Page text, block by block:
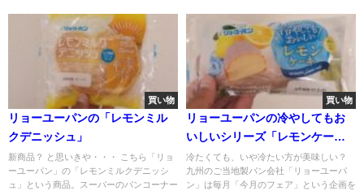
買い物
リョーユーパンの「レモンミル
クデニッシュ」
新商品？ と思いきや・・・ こちら「リョ
ーユーパン」の「レモンミルクデニッシ
ュ」という商品。スーパーのパンコーナー
買い物
リョーユーパンの冷やしてもお
いしいシリーズ「レモンケー
キ」
冷たくても、いや冷たい方が美味しい？
九州のご当地製パン会社「リョーユーパ
ン」は毎月「今月のフェア」という企画を